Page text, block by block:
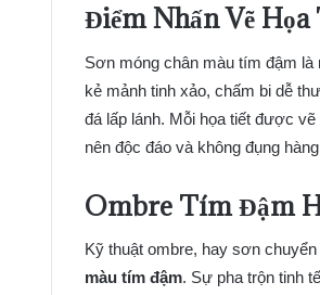
Điểm Nhấn Vẽ
Sơn móng chân màu tím đậm
kẻ mảnh tinh xảo, chấm bi dễ
đá lấp lánh. Mỗi họa tiết được
nên độc đáo và không đụng
Ombre Tím Đậm
Kỹ thuật ombre, hay sơn
màu tím đậm. Sự pha trộn tinh